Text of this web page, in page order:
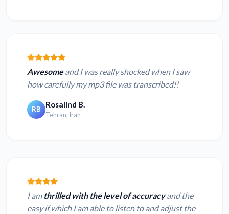
Awesomeand I was really shocked when I saw
how carefully my mp3 file was transcribed!!
RB Rosalind B.
Tehran, Iran
I am thrilled with the level of accuracyand the
easy if which I am able to listen to and adjust the